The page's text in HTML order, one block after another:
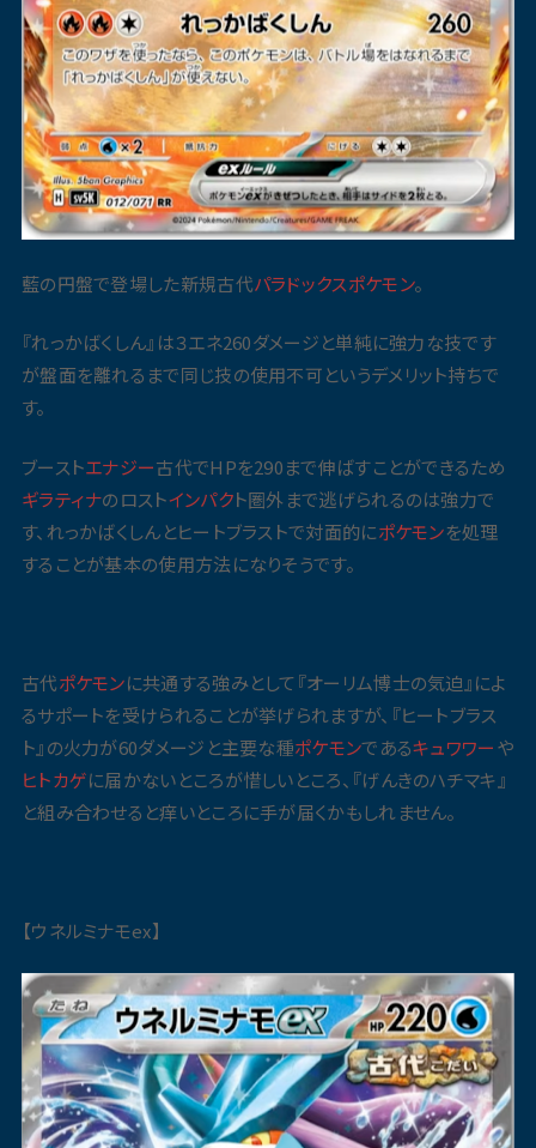
藍の円盤で登場した新規古代パラドックスポケモン。
『れっかばくしん』は３エネ260ダメージと単純に強力な技です
が盤面を離れるまで同じ技の使用不可というデメリット持ちで
す。
ブーストエナジー古代でHPを290まで伸ばすことができるため
ギラティナのロストインパクト圏外まで逃げられるのは強力で
す、れっかばくしんとヒートブラストで対面的にポケモンを処理
することが基本の使用方法になりそうです。
古代ポケモンに共通する強みとして『オーリム博士の気迫』によ
るサポートを受けられることが挙げられますが、『ヒートブラス
ト』の火力が60ダメージと主要な種ポケモンであるキュワワーや
ヒトカゲに届かないところが惜しいところ、『げんきのハチマキ』
と組み合わせると痒いところに手が届くかもしれません。
【ウネルミナモex】